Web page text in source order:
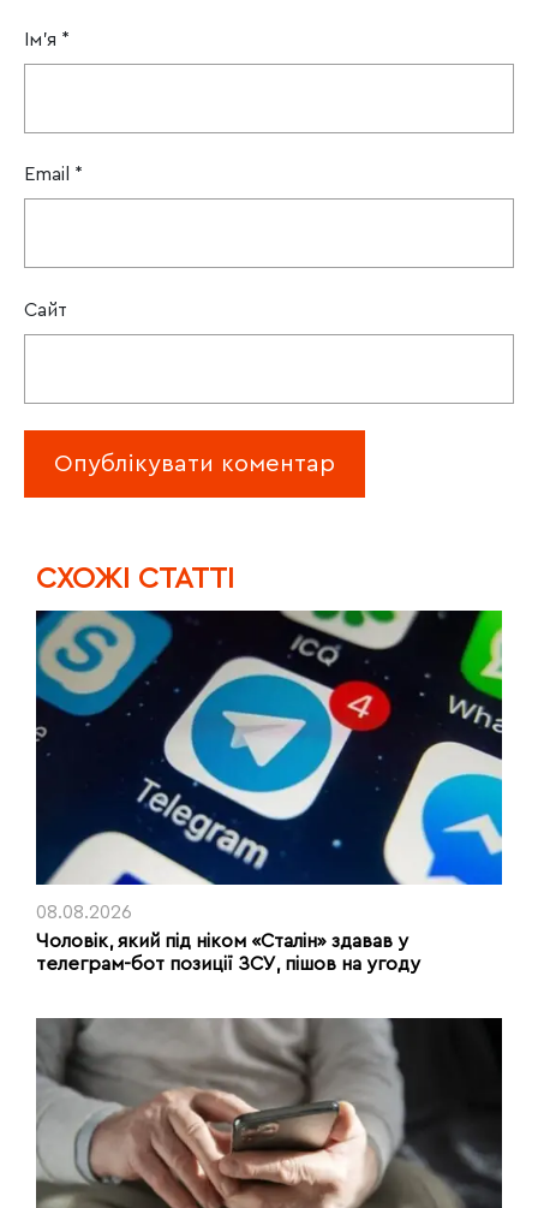
Ім'я *
Email *
Сайт
CХОЖІ СТАТТІ
08.08.2026
Чоловік, який під ніком «Сталін» здавав у
телеграм-бот позиції ЗСУ, пішов на угоду